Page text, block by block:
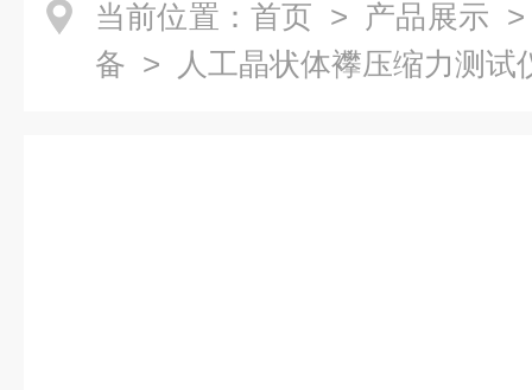
当前位置： 首页 > 产品展示
备 > 人工晶状体襻压缩力测试